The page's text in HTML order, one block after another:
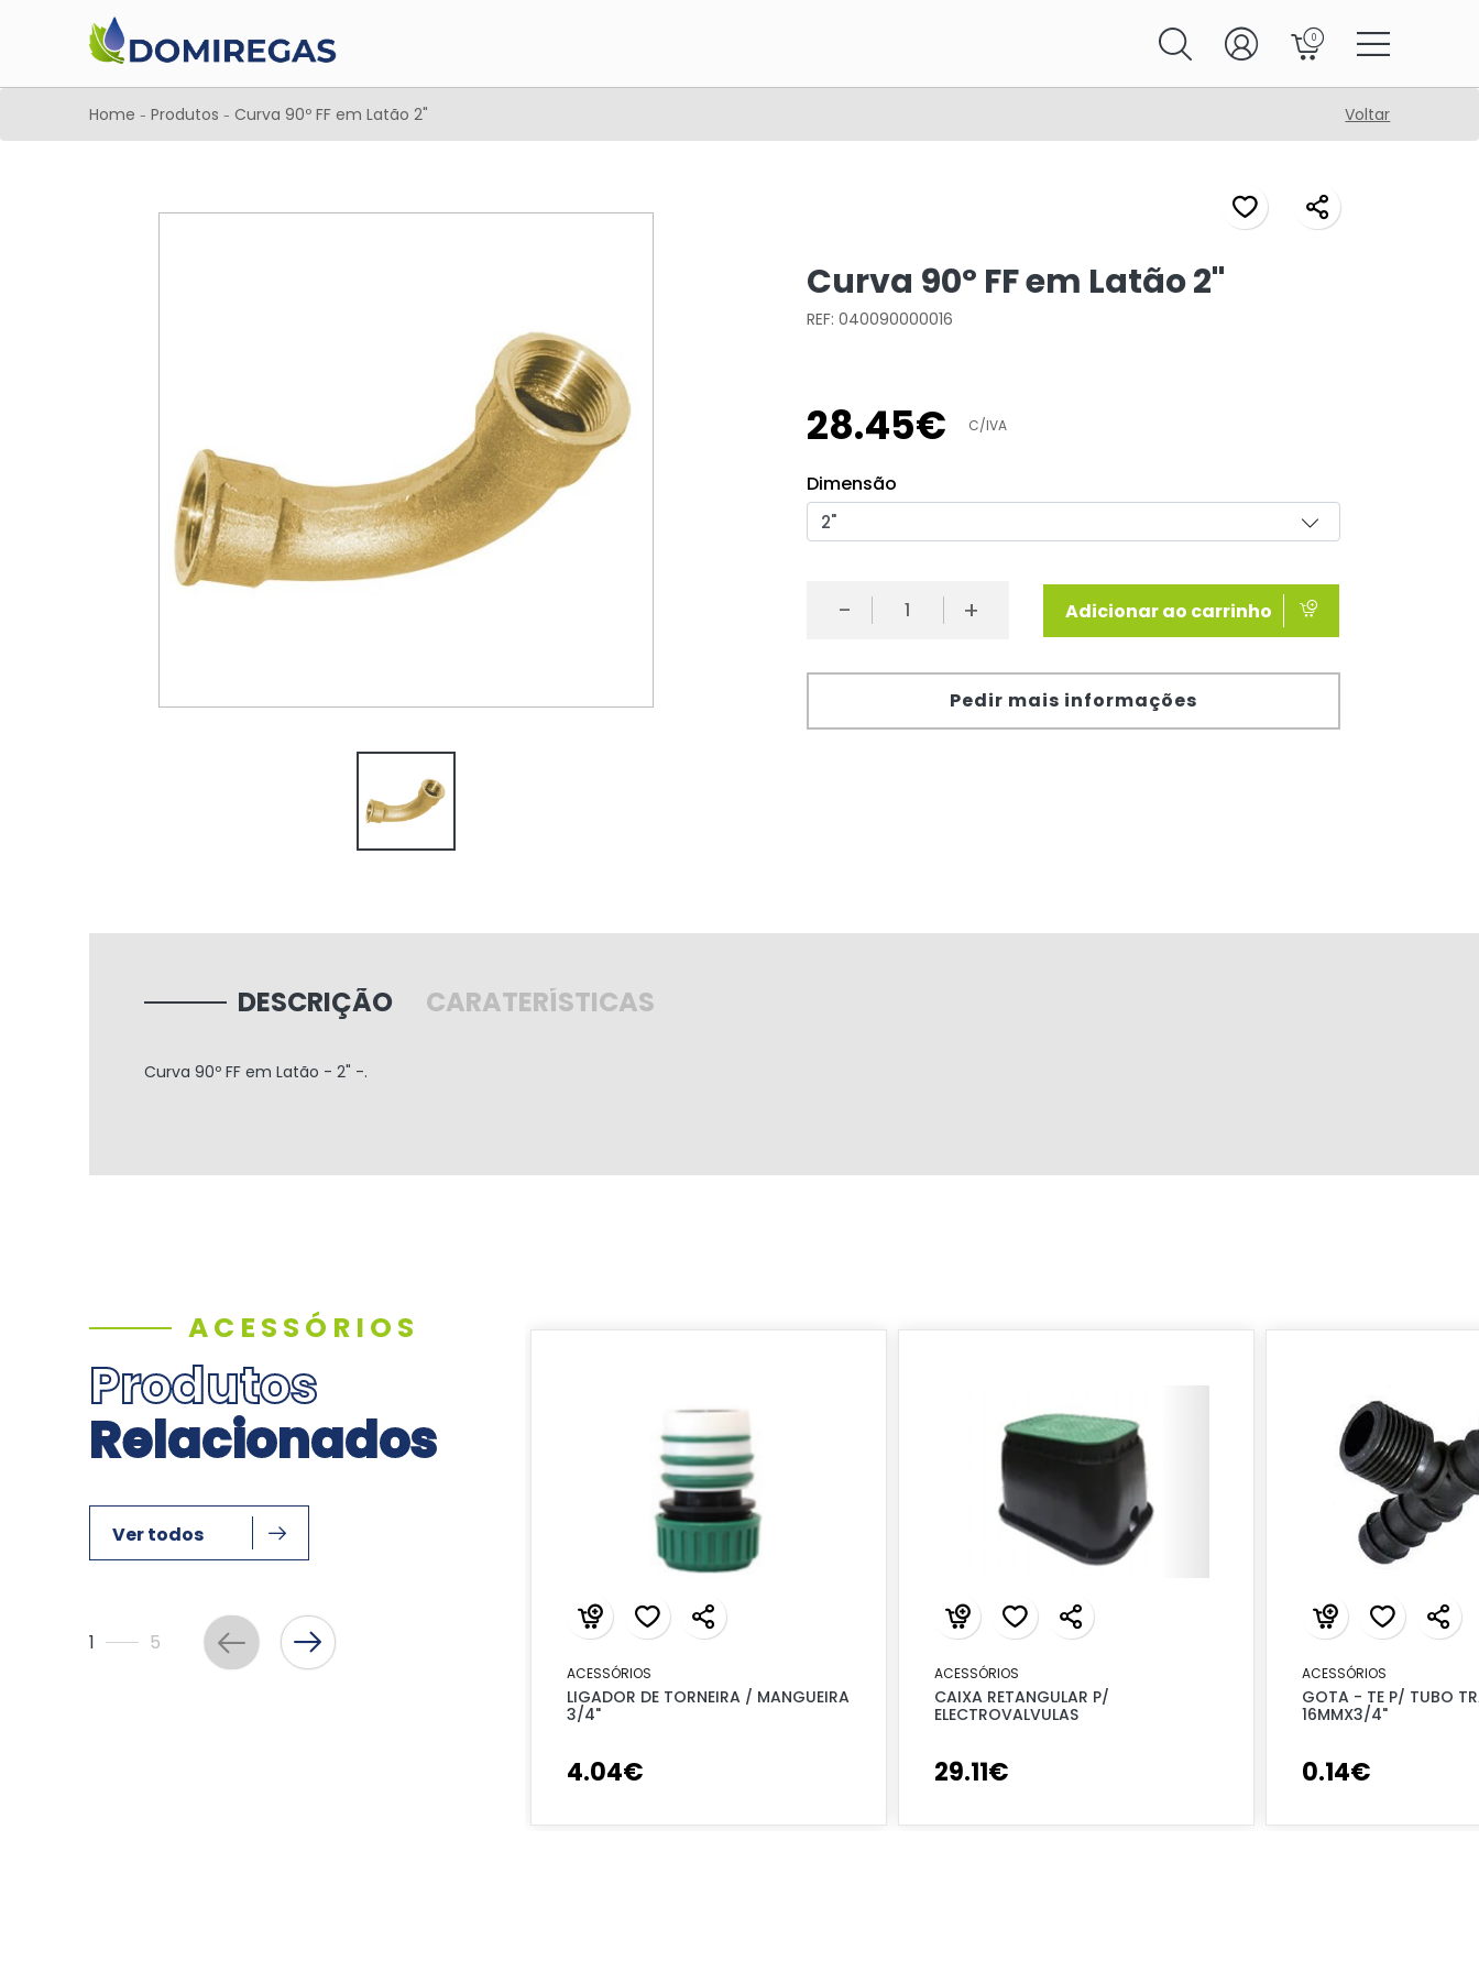
0
Home - Produtos - Curva 90º FF em Latão 2" Voltar
Curva 90º FF em Latão 2"
REF: 040090000016
28.45€ C/IVA
Dimensão
- + Adicionar ao carrinho
Pedir mais informações
DESCRIÇÃO CARATERÍSTICAS
Curva 90º FF em Latão - 2" -.
ACESSÓRIOS
Produtos
Relacionados
Ver todos
1 5
ACESSÓRIOS
LIGADOR DE TORNEIRA / MANGUEIRA
3/4"
4.04€
ACESSÓRIOS
CAIXA RETANGULAR P/
ELECTROVALVULAS
29.11€
ACESSÓRIOS
GOTA - TE P/ TUBO
16MMX3/4"
0.14€